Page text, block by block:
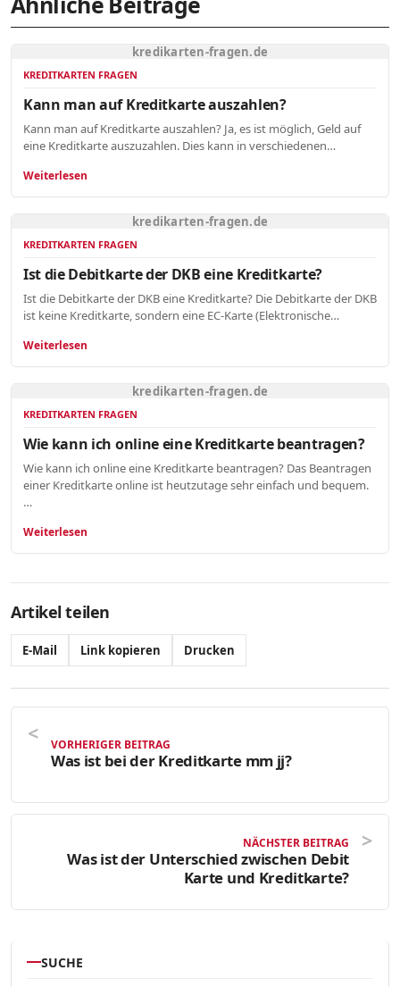
kredikarten-fragen.de
KREDITKARTEN FRAGEN
Kann man auf Kreditkarte auszahlen?
Kann man auf Kreditkarte auszahlen? Ja, es ist möglich, Geld auf
eine Kreditkarte auszuzahlen. Dies kann in verschiedenen…
Weiterlesen
kredikarten-fragen.de
KREDITKARTEN FRAGEN
Ist die Debitkarte der DKB eine Kreditkarte?
Ist die Debitkarte der DKB eine Kreditkarte? Die Debitkarte der DKB
ist keine Kreditkarte, sondern eine EC-Karte (Elektronische…
Weiterlesen
kredikarten-fragen.de
KREDITKARTEN FRAGEN
Wie kann ich online eine Kreditkarte beantragen?
Wie kann ich online eine Kreditkarte beantragen? Das Beantragen
einer Kreditkarte online ist heutzutage sehr einfach und bequem.
…
Weiterlesen
Artikel teilen
E-Mail Link kopieren Drucken
VORHERIGER BEITRAG
Was ist bei der Kreditkarte mm jj?
NÄCHSTER BEITRAG
Was ist der Unterschied zwischen Debit
Karte und Kreditkarte?
SUCHE